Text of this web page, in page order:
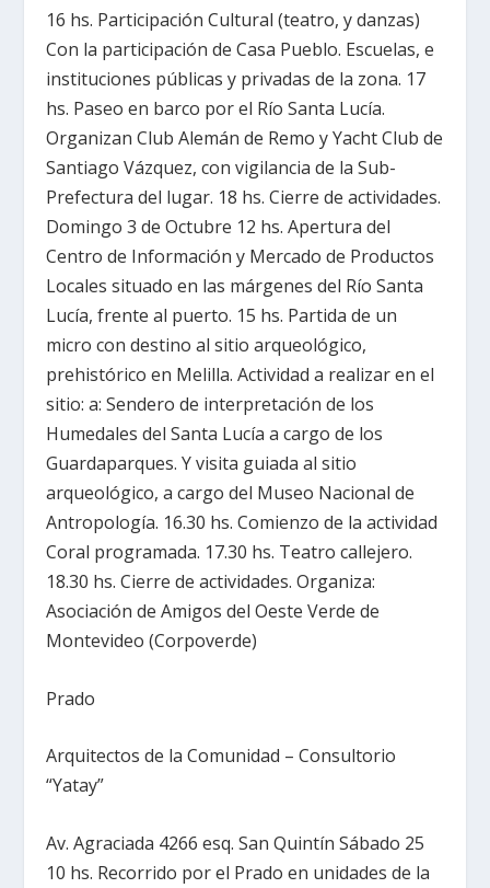
16 hs. Participación Cultural (teatro, y danzas)
Con la participación de Casa Pueblo. Escuelas, e
instituciones públicas y privadas de la zona. 17
hs. Paseo en barco por el Río Santa Lucía.
Organizan Club Alemán de Remo y Yacht Club de
Santiago Vázquez, con vigilancia de la Sub-
Prefectura del lugar. 18 hs. Cierre de actividades.
Domingo 3 de Octubre 12 hs. Apertura del
Centro de Información y Mercado de Productos
Locales situado en las márgenes del Río Santa
Lucía, frente al puerto. 15 hs. Partida de un
micro con destino al sitio arqueológico,
prehistórico en Melilla. Actividad a realizar en el
sitio: a: Sendero de interpretación de los
Humedales del Santa Lucía a cargo de los
Guardaparques. Y visita guiada al sitio
arqueológico, a cargo del Museo Nacional de
Antropología. 16.30 hs. Comienzo de la actividad
Coral programada. 17.30 hs. Teatro callejero.
18.30 hs. Cierre de actividades. Organiza:
Asociación de Amigos del Oeste Verde de
Montevideo (Corpoverde)
Prado
Arquitectos de la Comunidad – Consultorio
“Yatay”
Av. Agraciada 4266 esq. San Quintín Sábado 25
10 hs. Recorrido por el Prado en unidades de la